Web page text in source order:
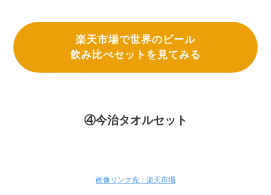
楽天市場で世界のビール
飲み比べセットを見てみる
④今治タオルセット
画像リンク先：楽天市場